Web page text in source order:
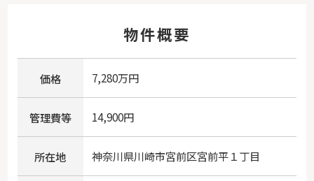
物件概要
価格 7,280万円
管理費等 14,900円
所在地 神奈川県川崎市宮前区宮前平１丁目